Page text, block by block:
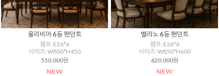
올리비아 6등 팬던트
램프: E26*6
사이즈: W800*H450
550,000원
벨라노 6등 팬던트
램프: E26*6
사이즈: W850*H600
620,000원